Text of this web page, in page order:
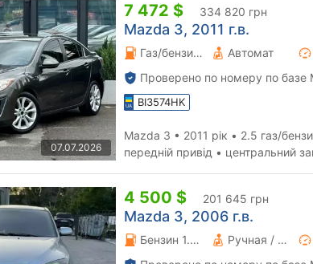
07.07.2026
7 472 $ 334 820 грн
Mazda 3, 2011 г.в.
Газ/бензин 2.5 л. Автомат
Проверено по номеру по базе
BI3574HK
Mazda 3 • 2011 рік • 2.5 газ/бензин • 113 000 км •
передній привід • центральний
4 500 $ 201 645 грн
Mazda 3, 2006 г.в.
Бензин 1.61 л. Ручная / Механика